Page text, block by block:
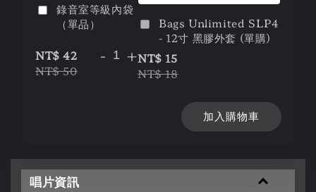
錄音室等級內袋
（單品）
NT$ 42
NT$ 50
- +
Bags Unlimited SLP4
- 12寸 黑膠外套 (單購)
NT$ 15
NT$ 18
加入購物車
唱片資訊